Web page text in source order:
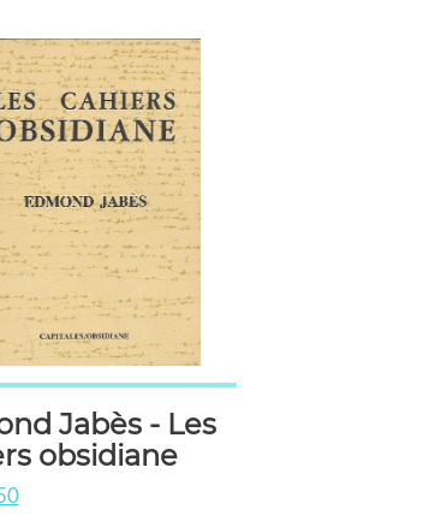
Jabès - Les
obsidiane